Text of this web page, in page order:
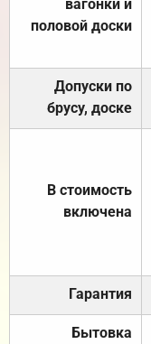
вагонки и
половой доски
Допуски по
брусу, доске
В стоимость
включена
Гарантия
Бытовка